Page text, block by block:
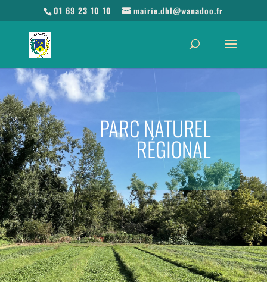
01 69 23 10 10 mairie.dhl@wanadoo.fr
PARC NATUREL
RÉGIONAL